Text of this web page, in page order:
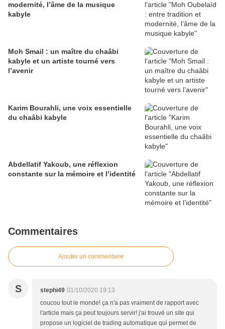
modernité, l’âme de la musique
kabyle
Moh Smail : un maître du chaâbi
kabyle et un artiste tourné vers
l’avenir
Karim Bourahli, une voix essentielle
du chaâbi kabyle
Abdellatif Yakoub, une réflexion
constante sur la mémoire et l’identité
Commentaires
Ajouter un commentaire
S stephi49 01/10/2020 19:13
coucou tout le monde! ça n'a pas vraiment de rapport avec
l'article mais ça peut toujours servir! j'ai trouvé un site qui
propose un logiciel de trading automatique qui permet de